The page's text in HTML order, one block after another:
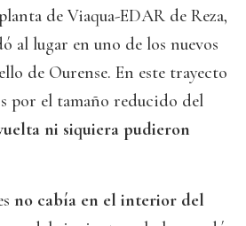
de Viaqua-EDAR de Reza,
al lugar en uno de los nuevos
de Ourense. En este trayecto
por el tamaño reducido del
ni siquiera pudieron
no cabía en el interior del